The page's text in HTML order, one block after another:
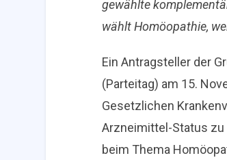
gewählte
wählt Homöopathie,
Ein Antragsteller der
(Parteitag) am 15.
Gesetzlichen
Arzneimittel-Status
beim Thema